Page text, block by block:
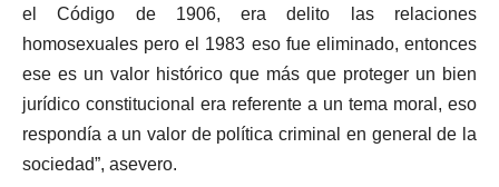
el Código de 1906, era delito las relaciones
homosexuales pero el 1983 eso fue eliminado, entonces
ese es un valor histórico que más que proteger un bien
jurídico constitucional era referente a un tema moral, eso
respondía a un valor de política criminal en general de la
sociedad”, asevero.